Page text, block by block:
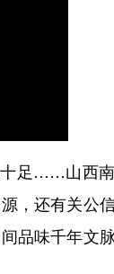
足……山西南
，还有关公
品味千年文